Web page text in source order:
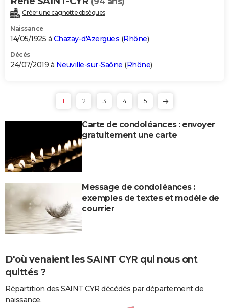
Créer une cagnotte obsèques
Naissance
14/05/1925 à Chazay-d'Azergues (Rhône)
Décès
24/07/2019 à Neuville-sur-Saône (Rhône)
1 2 3 4 5
Carte de condoléances : envoyer
gratuitement une carte
Message de condoléances :
exemples de textes et modèle de
courrier
D'où venaient les SAINT CYR qui nous ont
quittés ?
Répartition des SAINT CYR décédés par département de
naissance.